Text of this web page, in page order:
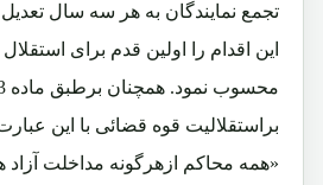
تجمع نمایندگان به هر سه سال تعدیل
این اقدام را اولین قدم برای
براستقلالیت قوه قضائی با این
«همه محاکم ازهرگونه مداخلت